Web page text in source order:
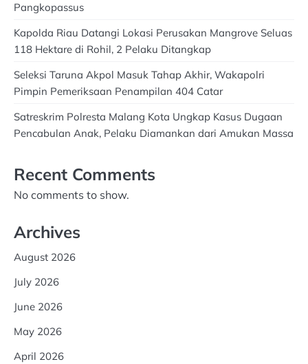
Pangkopassus
Kapolda Riau Datangi Lokasi Perusakan Mangrove Seluas
118 Hektare di Rohil, 2 Pelaku Ditangkap
Seleksi Taruna Akpol Masuk Tahap Akhir, Wakapolri
Pimpin Pemeriksaan Penampilan 404 Catar
Satreskrim Polresta Malang Kota Ungkap Kasus Dugaan
Pencabulan Anak, Pelaku Diamankan dari Amukan Massa
Recent Comments
No comments to show.
Archives
August 2026
July 2026
June 2026
May 2026
April 2026